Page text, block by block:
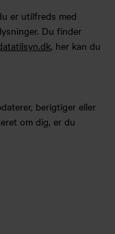
er utilfreds med
Du finder
, her kan du
berigtiger eller
om dig, er du